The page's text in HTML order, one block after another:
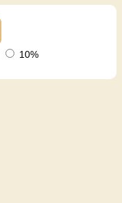
10%